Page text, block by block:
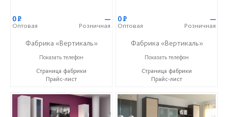
0Р
Оптовая
—
Розничная
Фабрика «Вертикаль»
+7 (927) 38-059-88
Показать телефон
Страница фабрики
Прайс-лист
0Р
Оптовая
—
Розничная
Фабрика «Вертикаль»
+7 (927) 38-059-88
Показать телефон
Страница фабрики
Прайс-лист